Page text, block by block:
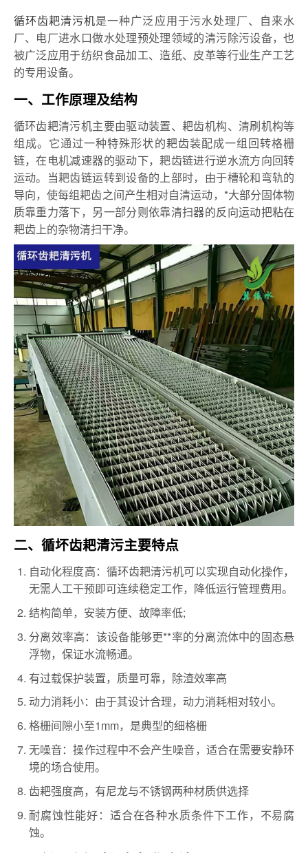
循环齿耙清污机是一种广泛应用于污水处理厂、自来水
厂、电厂进水口做水处理预处理领域的清污除污设备，也
被广泛应用于纺织食品加工、造纸、皮革等行业生产工艺
的专用设备。
一、工作原理及结构
循环齿耙清污机主要由驱动装置、耙齿机构、清刷机构等
组成。它通过一种特殊形状的耙齿装配成一组回转格栅
链，在电机减速器的驱动下，耙齿链进行逆水流方向回转
运动。当耙齿链运转到设备的上部时，由于槽轮和弯轨的
导向，使每组耙齿之间产生相对自清运动，*大部分固体物
质靠重力落下，另一部分则依靠清扫器的反向运动把粘在
耙齿上的杂物清扫干净。
二、循坏齿耙清污主要特点
自动化程度高：循环齿耙清污机可以实现自动化操作，
无需人工干预即可连续稳定工作，降低运行管理费用。
结构简单，安装方便、故障率低;
分离效率高：该设备能够更**率的分离流体中的固态悬
浮物，保证水流畅通。
有过载保护装置，质量可靠，除渣效率高
动力消耗小：由于其设计合理，动力消耗相对较小。
格栅间隙小至1mm，是典型的细格栅
无噪音：操作过程中不会产生噪音，适合在需要安静环
境的场合使用。
齿耙强度高，有尼龙与不锈钢两种材质供选择
耐腐蚀性能好：适合在各种水质条件下工作，不易腐
蚀。